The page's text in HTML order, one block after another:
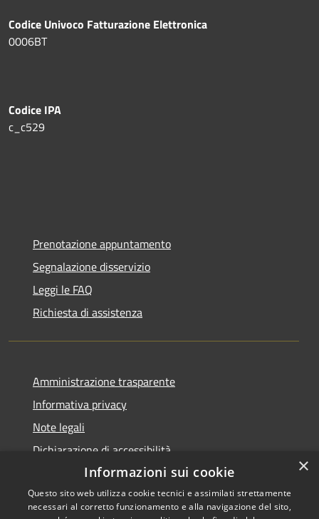
Codice Univoco Fatturazione Elettronica
0006BT
Codice IPA
c_c529
Prenotazione appuntamento
Segnalazione disservizio
Leggi le FAQ
Richiesta di assistenza
Amministrazione trasparente
Informativa privacy
Note legali
Dichiarazione di accessibilità
×
Informazioni sui cookie
Questo sito web utilizza cookie tecnici e assimilati strettamente
necessari al corretto funzionamento e alla navigazione del sito,